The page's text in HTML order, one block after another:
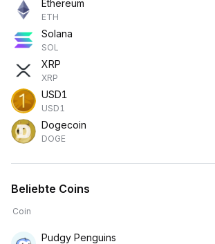
Ethereum
ETH
Solana
SOL
XRP
XRP
USD1
USD1
Dogecoin
DOGE
Beliebte Coins
Coin
Pudgy Penguins